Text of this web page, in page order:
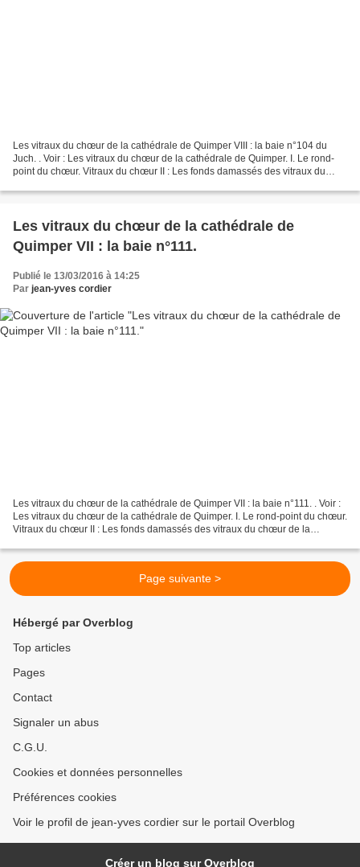
Les vitraux du chœur de la cathédrale de Quimper VIII : la baie n°104 du
Juch. . Voir : Les vitraux du chœur de la cathédrale de Quimper. I. Le rond-
point du chœur. Vitraux du chœur II : Les fonds damassés des vitraux du
Les vitraux du chœur de la cathédrale de
Quimper VII : la baie n°111.
Publié le 13/03/2016 à 14:25
Par jean-yves cordier
Les vitraux du chœur de la cathédrale de Quimper VII : la baie n°111. . Voir :
Les vitraux du chœur de la cathédrale de Quimper. I. Le rond-point du chœur.
Vitraux du chœur II : Les fonds damassés des vitraux du chœur de la
Page suivante >
Hébergé par Overblog
Top articles
Pages
Contact
Signaler un abus
C.G.U.
Cookies et données personnelles
Préférences cookies
Voir le profil de jean-yves cordier sur le portail Overblog
Créer un blog sur Overblog